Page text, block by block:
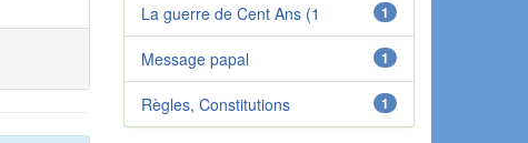
1
La guerre de Cent Ans (1
1
Message papal
1
Règles, Constitutions